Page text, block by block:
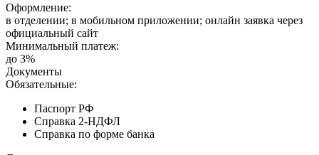
Оформление:
в отделении; в мобильном приложении; онлайн заявка через
официальный сайт
Минимальный платеж:
до 3%
Документы
Обязательные:
Паспорт РФ
Справка 2-НДФЛ
Справка по форме банка